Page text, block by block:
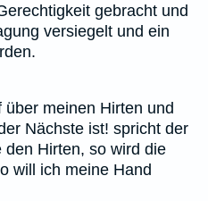
gebracht und
versiegelt und ein
meinen Hirten und
Nächste ist! spricht der
den Hirten, so wird die
will ich meine Hand